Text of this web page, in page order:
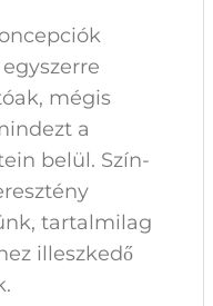
mégis
a
belül. Szín-
tartalmilag
illeszkedő